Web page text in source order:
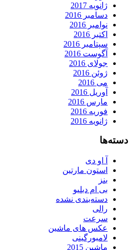
ژانویه 2017
دسامبر 2016
نوامبر 2016
اکتبر 2016
سپتامبر 2016
آگوست 2016
جولای 2016
ژوئن 2016
می 2016
آوریل 2016
مارس 2016
فوریه 2016
ژانویه 2016
دسته‌ها
آ او دی
استون مارتین
بنز
بی ام دبلیو
دسته‌بندی نشده
رالی
سرعت
عکس های ماشین
لامبورگینی
ماشین 2015